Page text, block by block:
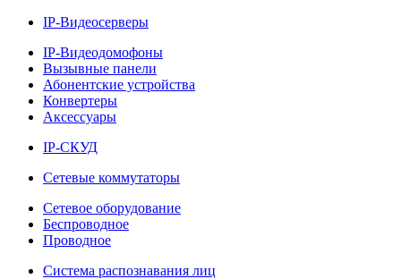
IP-Видеосерверы
IP-Видеодомофоны
Вызывные панели
Абонентские устройства
Конвертеры
Аксессуары
IP-СКУД
Сетевые коммутаторы
Сетевое оборудование
Беспроводное
Проводное
Система распознавания лиц